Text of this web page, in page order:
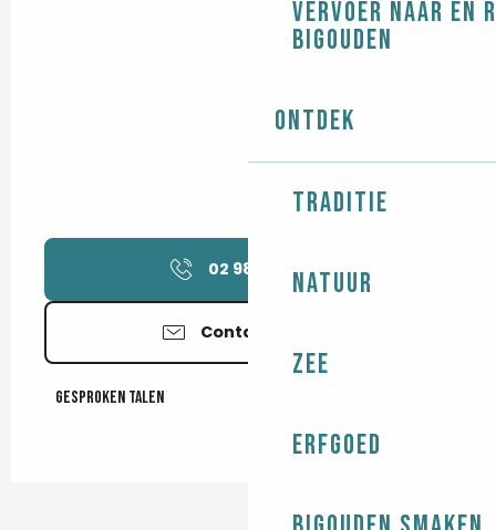
Vervoer naar en
Bigouden
Ontdek
Traditie
Natuur
Zee
Erfgoed
02 98 56 33 ▒▒
Contacteer ons
Gesproken talen
Gesproken talen